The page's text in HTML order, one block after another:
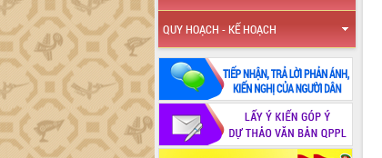
QUY HOẠCH - KẾ HOẠCH